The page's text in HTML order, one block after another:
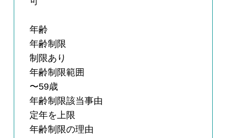
年齢
年齢制限
制限あり
年齢制限範囲
〜59歳
年齢制限該当事由
定年を上限
年齢制限の理由